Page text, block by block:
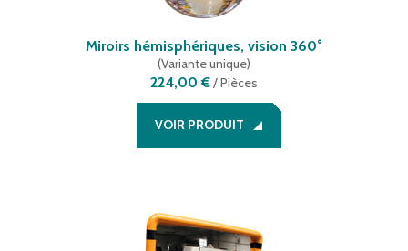
Miroirs hémisphériques, vision 360°
(Variante unique)
224,00 €/Pièces
VOIR PRODUIT